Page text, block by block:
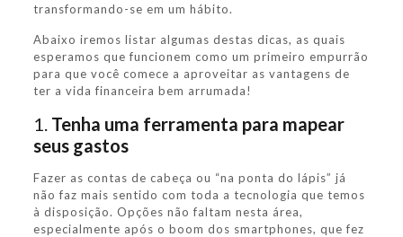
transformando-se em um hábito.
Abaixo iremos listar algumas destas dicas, as quais
esperamos que funcionem como um primeiro empurrão
para que você comece a aproveitar as vantagens de
ter a vida financeira bem arrumada!
1. Tenha uma ferramenta para mapear
seus gastos
Fazer as contas de cabeça ou “na ponta do lápis” já
não faz mais sentido com toda a tecnologia que temos
à disposição. Opções não faltam nesta área,
especialmente após o boom dos smartphones, que fez